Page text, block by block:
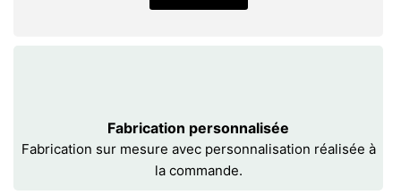
Fabrication personnalisée
Fabrication sur mesure avec personnalisation réalisée à
la commande.